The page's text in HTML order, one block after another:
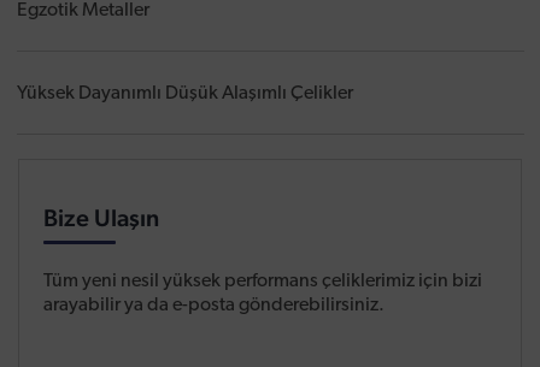
Egzotik Metaller
Yüksek Dayanımlı Düşük Alaşımlı Çelikler
Bize Ulaşın
Tüm yeni nesil yüksek performans çeliklerimiz için bizi
arayabilir ya da e-posta gönderebilirsiniz.